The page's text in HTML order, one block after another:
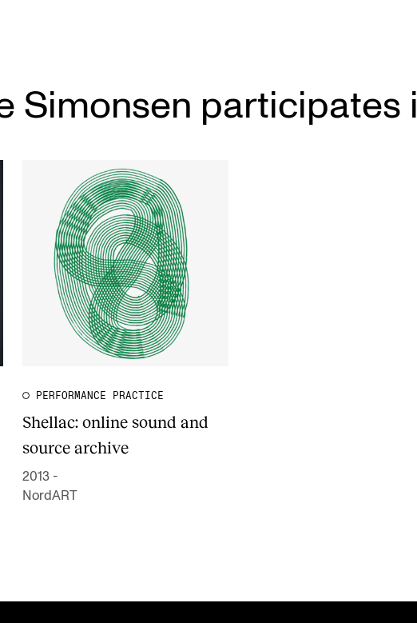
Simonsen participates
PERFORMANCE PRACTICE
Shellac: online sound and
source archive
2013 -
NordART